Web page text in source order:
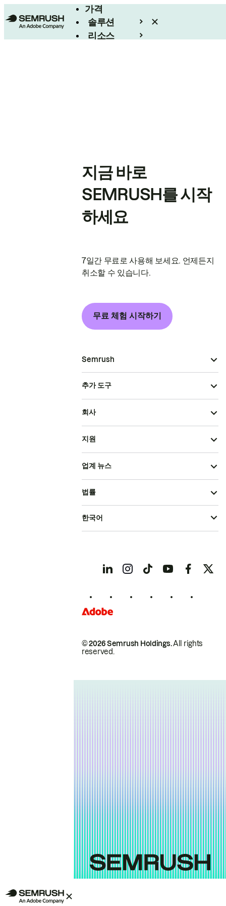
가격
솔루션
리소스
지금 바로
SEMRUSH를 시작
하세요
7일간 무료로 사용해 보세요. 언제든지
취소할 수 있습니다.
무료 체험 시작하기
Semrush
추가 도구
회사
지원
업계 뉴스
© 2026 Semrush Holdings.All rights
reserved.
법률
한국어